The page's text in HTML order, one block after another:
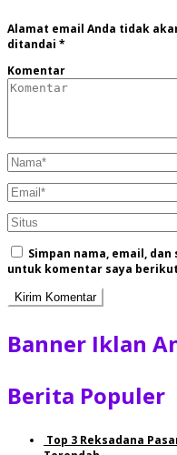
Alamat email Anda tidak
ditandai *
Komentar
Simpan nama, email,
untuk komentar saya
Banner Iklan
Berita Populer
Top 3 Reksadana